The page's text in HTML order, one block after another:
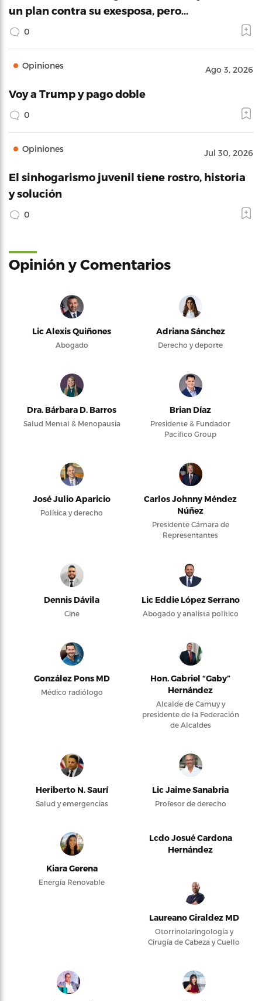
un plan contra su exesposa, pero…
0
Opiniones Ago 3, 2026
Voy a Trump y pago doble
0
Opiniones Jul 30, 2026
El sinhogarismo juvenil tiene rostro, historia
y solución
0
Opinión y Comentarios
Lic Alexis Quiñones
Abogado
Adriana Sánchez
Derecho y deporte
Dra. Bárbara D. Barros
Salud Mental & Menopausia
Brian Díaz
Presidente & Fundador
Pacifico Group
José Julio Aparicio
Política y derecho
Carlos Johnny Méndez
Núñez
Presidente Cámara de
Representantes
Dennis Dávila
Cine
Lic Eddie López Serrano
Abogado y analista político
González Pons MD
Médico radiólogo
Hon. Gabriel “Gaby”
Hernández
Alcalde de Camuy y
presidente de la Federación
de Alcaldes
Heriberto N. Saurí
Salud y emergencias
Lic Jaime Sanabria
Profesor de derecho
Kiara Gerena
Energía Renovable
Lcdo Josué Cardona
Hernández
Laureano Giraldez MD
Otorrinolaringología y
Cirugía de Cabeza y Cuello